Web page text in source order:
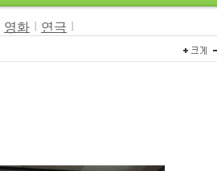
영화 l 연극 l